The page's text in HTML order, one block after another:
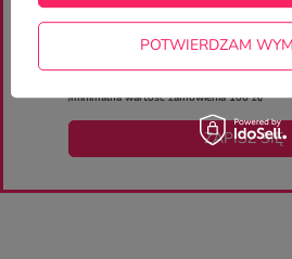
ZAPISZ SIĘ DO
NEWSLETTERA
/minimalna wartość zamówienia 100 zł/
ZAPISZ SIĘ
POTWIERDZAM